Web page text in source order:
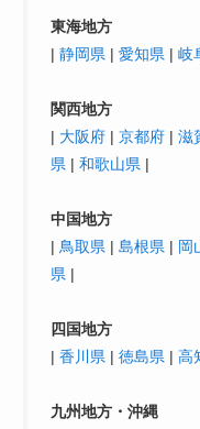
東海地方
| 静岡県 | 愛知県 | 岐
関西地方
| 大阪府 | 京都府 | 滋
県 | 和歌山県 |
中国地方
| 鳥取県 | 島根県 | 岡
県 |
四国地方
| 香川県 | 徳島県 | 高
九州地方・沖縄